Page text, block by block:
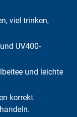
viel trinken,
UV400-
und leichte
korrekt